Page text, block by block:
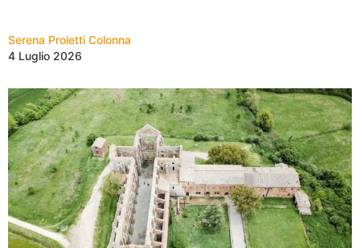
Serena Proietti Colonna
4 Luglio 2026